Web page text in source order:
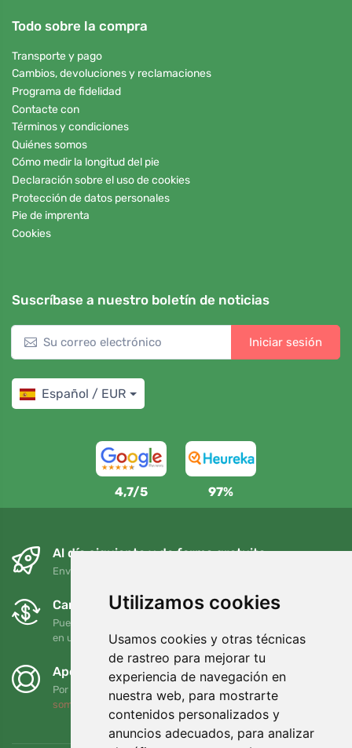
Utilizamos cookies
Usamos cookies y otras técnicas
de rastreo para mejorar tu
experiencia de navegación en
nuestra web, para mostrarte
contenidos personalizados y
anuncios adecuados, para analizar
Todo sobre la compra
Transporte y pago
Cambios, devoluciones y reclamaciones
Programa de fidelidad
Contacte con
Términos y condiciones
Quiénes somos
Cómo medir la longitud del pie
Declaración sobre el uso de cookies
Protección de datos personales
Pie de imprenta
Cookies
Suscríbase a nuestro boletín de noticias
Iniciar sesión
Español / EUR
4,7/5 97%
Al día siguiente y de forma gratuita
Envío gratuito para pedidos superiores a 95 EUR
Cambios y devoluciones gratuitos
Puede devolver o cambiar su pedido en cualquier momento
en un plazo de 90 días
Apoyamos a Trees.org
Por cada pedido plantamos un árbol. Leer más
somos